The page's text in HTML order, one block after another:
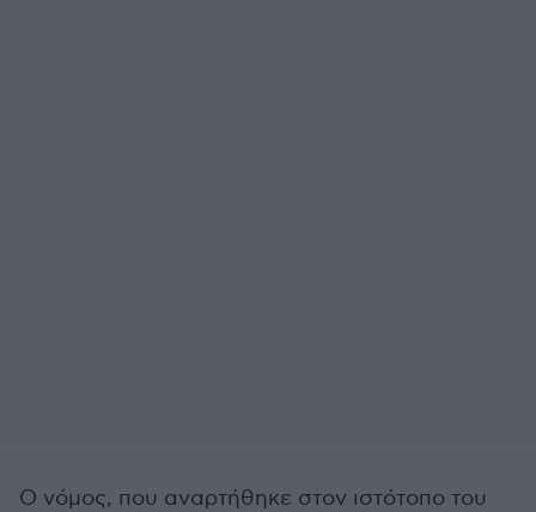
Ο νόμος, που αναρτήθηκε στον ιστότοπο του